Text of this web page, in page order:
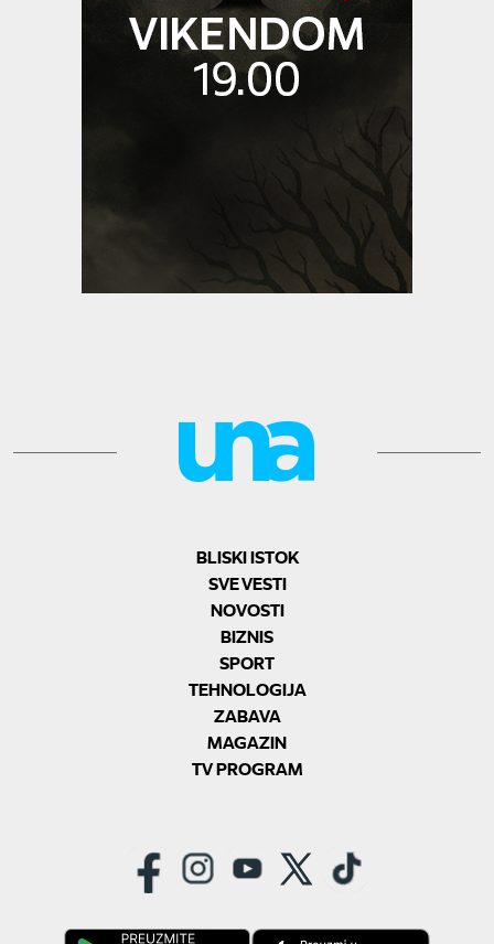
BLISKI ISTOK
SVE VESTI
NOVOSTI
BIZNIS
SPORT
TEHNOLOGIJA
ZABAVA
MAGAZIN
TV PROGRAM